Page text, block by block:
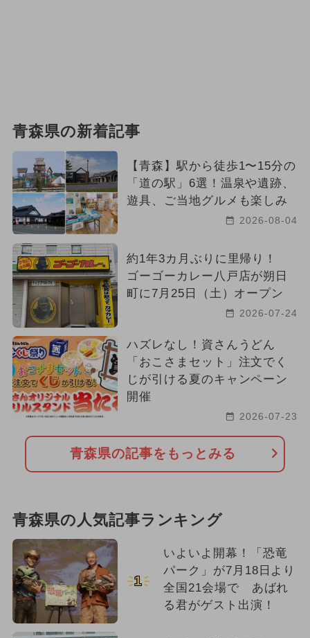
青森県の新着記事
【青森】駅から徒歩1〜15分の
「道の駅」6選！温泉や遺跡、
遊具、ご当地グルメも楽しみ
2026-08-04
約1年3カ月ぶりに里帰り！
ゴーゴーカレー八戸店が朔日
町に7月25日（土）オープン
2026-07-24
ハズレなし！資さんうどん
「おこさまセット」注文でく
じが引ける夏のキャンペーン
開催
2026-07-23
青森県の記事をもっとみる
青森県の人気記事ランキング
1
いよいよ開幕！「恐竜
パーク」が7月18日より
全国21会場で あばれ
る君がゲスト出演！